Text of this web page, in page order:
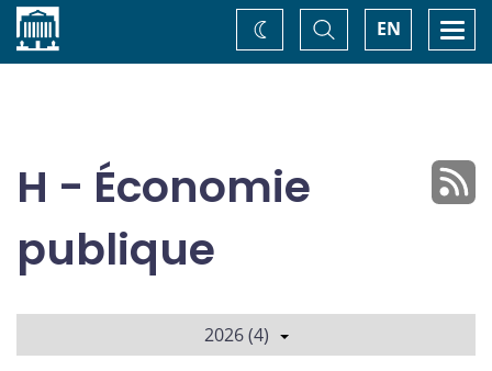
Accueil EN
Basculer
la
recherche
Changez
de
H - Économie
publique
2026 (4)